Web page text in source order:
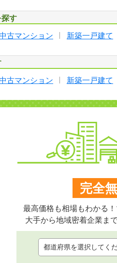
す
古マンション 新築一戸建て
古マンション 新築一戸建て
完全
最高価格も相場もわかる
大手から地域密着企業まで